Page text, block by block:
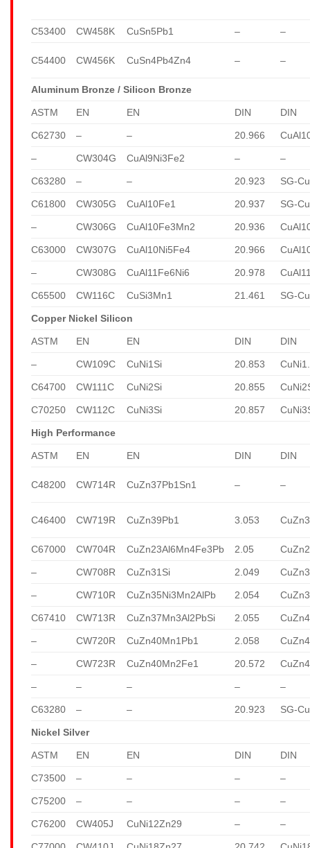
C53400 CW458K CuSn5Pb1 – –
C54400 CW456K CuSn4Pb4Zn4 – –
Aluminum Bronze / Silicon Bronze
ASTM EN EN DIN DIN
C62730 – – 20.966
– CW304G CuAl9Ni3Fe2 – –
C63280 – – 20.923 SG-
C61800 CW305G CuAl10Fe1 20.937 SG-
– CW306G CuAl10Fe3Mn2 20.936
C63000 CW307G CuAl10Ni5Fe4 20.966
– CW308G CuAl11Fe6Ni6 20.978
C65500 CW116C CuSi3Mn1 21.461 SG-
Copper Nickel Silicon
ASTM EN EN DIN DIN
– CW109C CuNi1Si 20.853
C64700 CW111C CuNi2Si 20.855
C70250 CW112C CuNi3Si 20.857
High Performance
ASTM EN EN DIN DIN
C48200 CW714R CuZn37Pb1Sn1 – –
C46400 CW719R CuZn39Pb1 3.053
C67000 CW704R CuZn23Al6Mn4Fe3Pb 2.05
– CW708R CuZn31Si 2.049
– CW710R CuZn35Ni3Mn2AlPb 2.054
C67410 CW713R CuZn37Mn3Al2PbSi 2.055
– CW720R CuZn40Mn1Pb1 2.058
– CW723R CuZn40Mn2Fe1 20.572
– – – – –
C63280 – – 20.923 SG-
Nickel Silver
ASTM EN EN DIN DIN
C73500 – – – –
C75200 – – – –
C76200 CW405J CuNi12Zn29 – –